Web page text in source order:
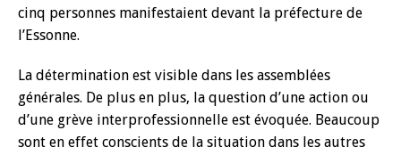
cinq personnes manifestaient devant la préfecture de
l’Essonne.
La détermination est visible dans les assemblées
générales. De plus en plus, la question d’une action ou
d’une grève interprofessionnelle est évoquée. Beaucoup
sont en effet conscients de la situation dans les autres